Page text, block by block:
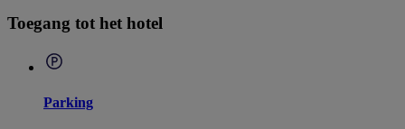
Toegang tot het hotel
Parking